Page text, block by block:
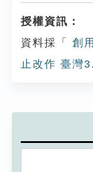
授權資訊：
資料採「
創
止改作 臺灣